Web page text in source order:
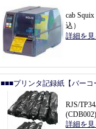
cab
込 ）
詳細を
■■■プリンタ記録紙【バー
RJS/
(CDB002)
詳細を